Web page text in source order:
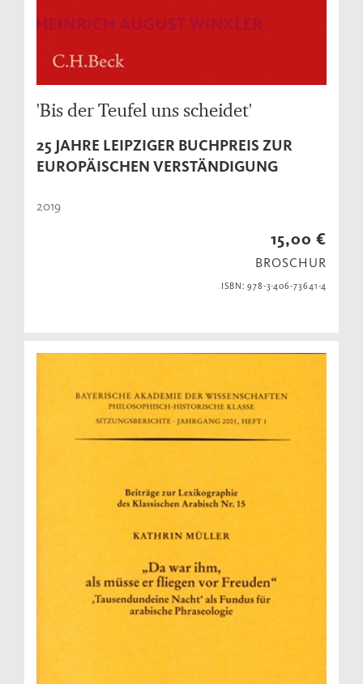
'Bis der Teufel uns scheidet'
25 JAHRE LEIPZIGER BUCHPREIS ZUR
EUROPÄISCHEN VERSTÄNDIGUNG
2019
15,00 €
BROSCHUR
ISBN: 978-3-406-73641-4